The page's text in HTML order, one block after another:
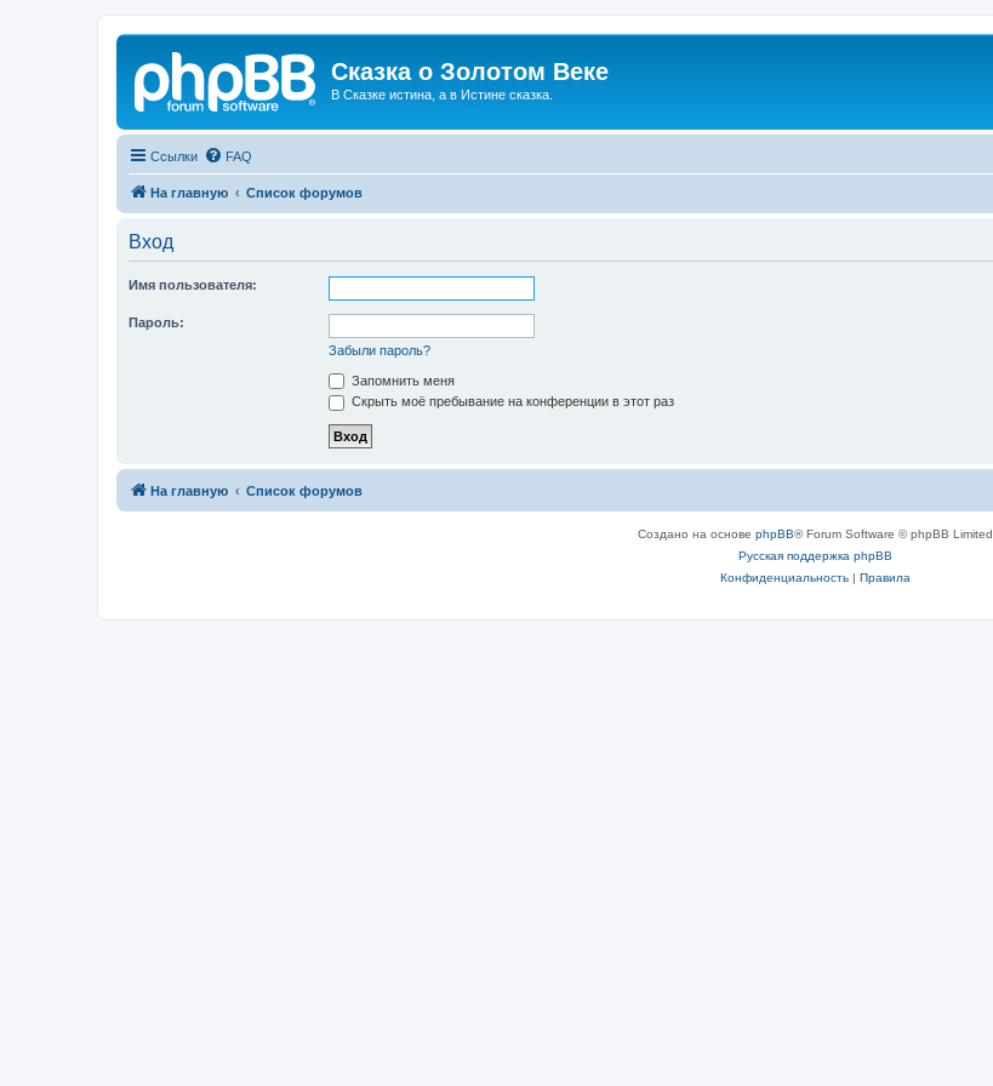
Сказка о Золотом Веке
В Сказке истина, а в Истине сказка.
Ссылки FAQ
На главную Список форумов
Вход
Имя пользователя:
Пароль:
Забыли пароль?
Запомнить меня
Скрыть моё пребывание на конференции в этот раз
На главную Список форумов
Создано на основе phpBB® Forum Software © phpBB Limited
Русская поддержка phpBB
Конфиденциальность| Правила